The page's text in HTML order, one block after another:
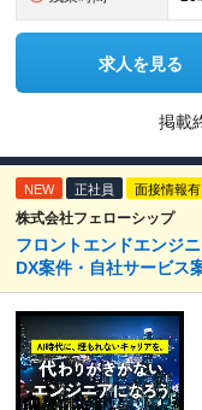
求人を見る
掲載
NEW 正社員 面接情報有
株式会社フェローシップ
フロントエンドエンジ
DX案件・自社サービス